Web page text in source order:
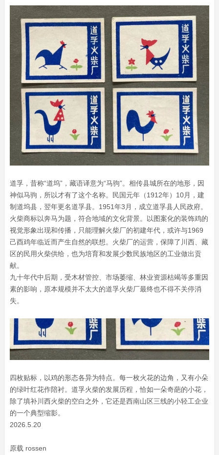
道孚，昔称“道坞”，藏语译意为“马驹”。相传县城所在的地形，因
神似马驹，所以才有了这个名称。民国元年（1912年）10月，建
制道坞县，翌年更名道孚县。1951年3月，成立道孚县人民政府。
火柴商标以奔马为题，符合地域的文化背景。以图案化的装饰鸡的
视觉形象出现和传播，只能理解火柴厂的初建年代，或许与1969
己酉鸡年临近而产生自然的联想。火柴厂的运营，保障了川西、藏
区的民用火柴供给，也为培育和发展少数民族地区的工业做出贡
献。
九十年代中后期，受木材管控、市场萎缩、林业资源枯竭等多重因
素的影响，原本规模并不太大的道孚火柴厂最终也不得不关停消
失。
四枚贴标，以鸡的形态各异为特点。每一枚火花的边角，又有小朵
的绿叶红花作陪衬。道孚火柴的发展历程，恰如一朵奇葩的小花，
除了填补川西火柴的空白之外，它还是西南山区三线的小轻工企业
的一个典型缩影。
2026.5.20
原载 rossen